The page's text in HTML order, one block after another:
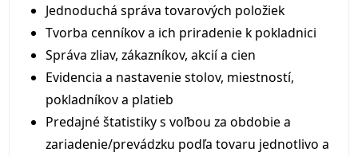
Jednoduchá správa tovarových položiek
Tvorba cenníkov a ich priradenie k pokladnici
Správa zliav, zákazníkov, akcií a cien
Evidencia a nastavenie stolov, miestností,
pokladníkov a platieb
Predajné štatistiky s voľbou za obdobie a
zariadenie/prevádzku podľa tovaru jednotlivo a